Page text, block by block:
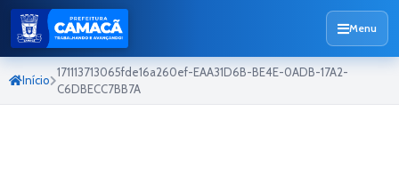
Menu
Início
171113713065fde16a260ef-EAA31D6B-BE4E-0ADB-17A2-
C6DBECC7BB7A